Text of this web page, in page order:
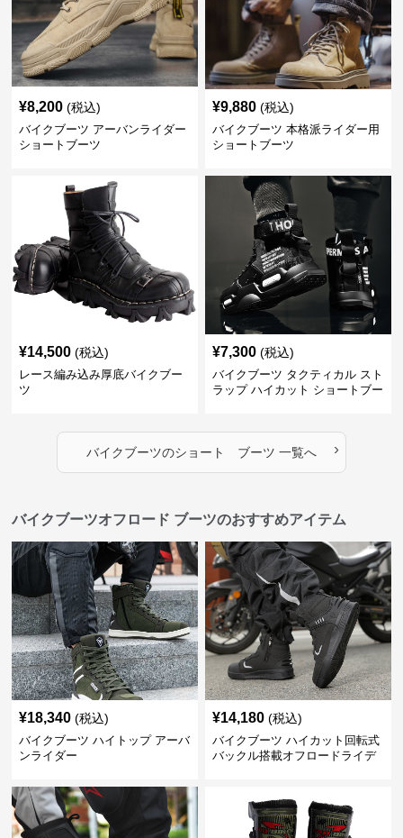
¥8,200 (税込)
バイクブーツ アーバンライダー
ショートブーツ
¥9,880 (税込)
バイクブーツ 本格派ライダー用
ショートブーツ
¥14,500 (税込)
レース編み込み厚底バイクブー
ツ
¥7,300 (税込)
バイクブーツ タクティカル スト
ラップ ハイカット ショートブー
バイクブーツのショート ブーツ 一覧へ ›
バイクブーツオフロード ブーツのおすすめアイテム
¥18,340 (税込)
バイクブーツ ハイトップ アーバ
ンライダー
¥14,180 (税込)
バイクブーツ ハイカット回転式
バックル搭載オフロードライデ